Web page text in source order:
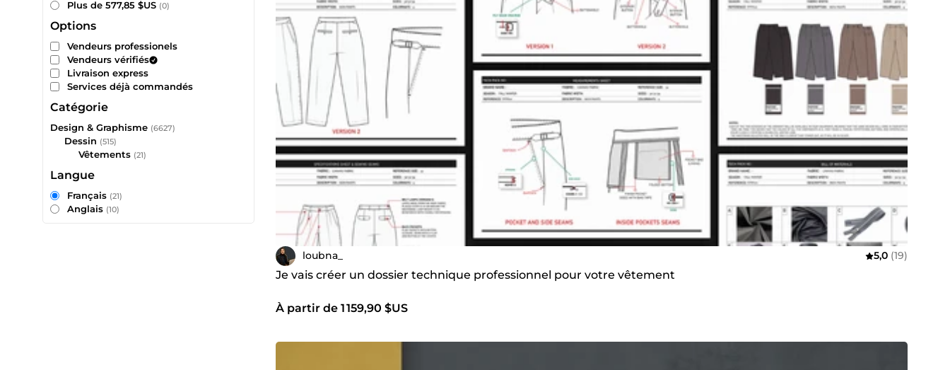
loubna_ 5,0 (19)
Je vais créer un dossier technique professionnel pour votre vêtement
À partir de 1 159,90 $US
Plus de 577,85 $US (0)
Options
Vendeurs professionels
Vendeurs vérifiés
Livraison express
Services déjà commandés
Catégorie
Design & Graphisme (6627)
Dessin (515)
Vêtements (21)
Langue
Français (21)
Anglais (10)